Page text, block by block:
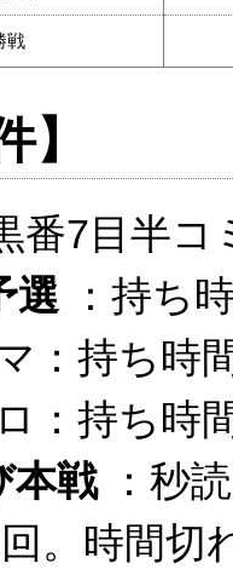
戦
】
番7目半コ
選 ：持ち
：持ち時
：持ち時
本戦：秒
。時間切